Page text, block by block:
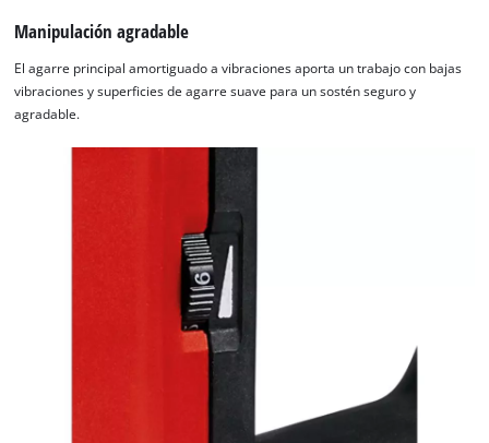
needs
to
setup
the
site
Manipulación agradable
El agarre principal amortiguado a vibraciones aporta un trabajo con bajas
vibraciones y superficies de agarre suave para un sostén seguro y
agradable.